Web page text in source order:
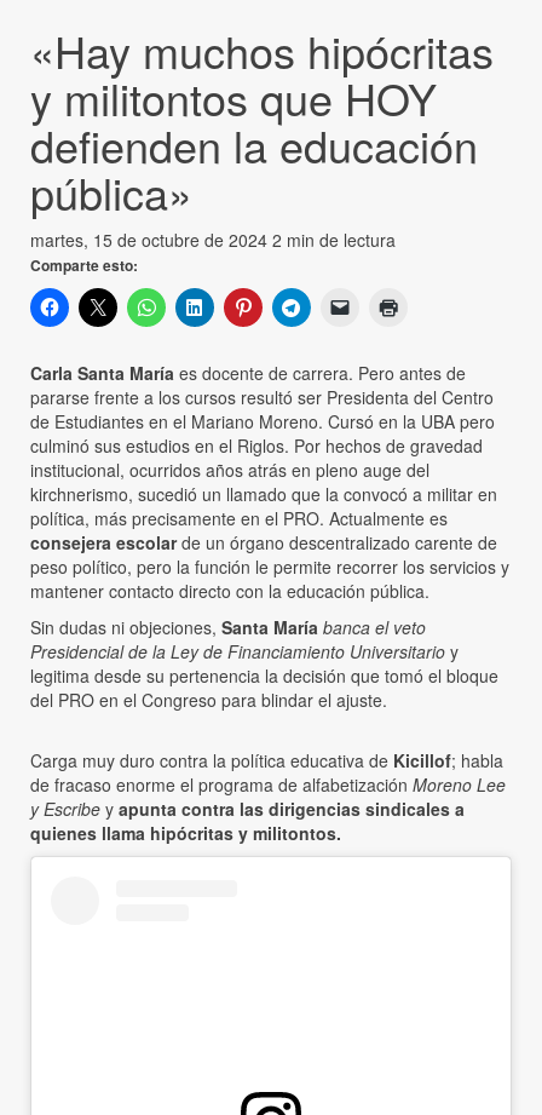
«Hay muchos hipócritas
y militontos que HOY
defienden la educación
pública»
martes, 15 de octubre de 2024 2 min de lectura
Comparte esto:
Carla Santa María es docente de carrera. Pero antes de
pararse frente a los cursos resultó ser Presidenta del Centro
de Estudiantes en el Mariano Moreno. Cursó en la UBA pero
culminó sus estudios en el Riglos. Por hechos de gravedad
institucional, ocurridos años atrás en pleno auge del
kirchnerismo, sucedió un llamado que la convocó a militar en
política, más precisamente en el PRO. Actualmente es
consejera escolarde un órgano descentralizado carente de
peso político, pero la función le permite recorrer los servicios y
mantener contacto directo con la educación pública.
Sin dudas ni objeciones, Santa María banca el veto
Presidencial de la Ley de Financiamiento Universitario y
legitima desde su pertenencia la decisión que tomó el bloque
del PRO en el Congreso para blindar el ajuste.
Carga muy duro contra la política educativa de Kicillof; habla
de fracaso enorme el programa de alfabetización Moreno Lee
y Escribe y apunta contra las dirigencias sindicales a
quienes llama hipócritas y militontos.